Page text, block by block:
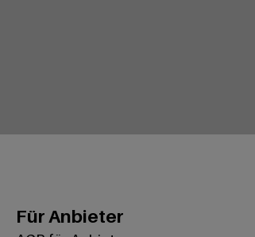
Für Anbieter